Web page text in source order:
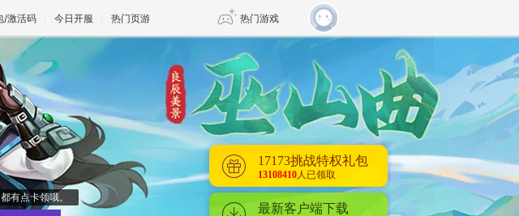
/激活码 今日开服 热门页游 热门游戏
DNF 传奇4
剑网3旗舰版 新天龙八部
王权与自由 诛仙世界 新仙侠5
17173挑战特权礼包
13108410人已领取
最新客户端下载
有点卡领哦。